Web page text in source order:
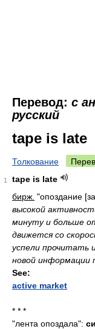
Перевод: с
русский
tape is late
Толкование
1
tape is late
бирж. "опоздание
высокой
минуту и больше
движется со
успели прочитать
новой информации
See:
active market
* * *
"лента опоздала":